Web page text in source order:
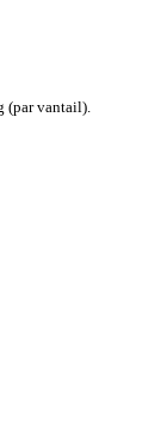
(par vantail).